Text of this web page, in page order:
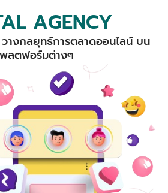
AGENCY
างกลยุทธ์การตลาดออนไลน์ บน
ลตฟอร์มต่างๆ